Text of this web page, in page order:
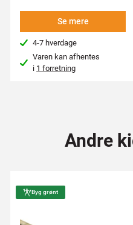
Se mere
4-7 hverdage
Varen kan afhentes
i 1 forretning
Andre
Byg grønt